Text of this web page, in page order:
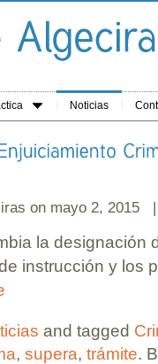
Noticias
on mayo 2,
la designación
instrucción y los
and tagged
, supera, trámite.